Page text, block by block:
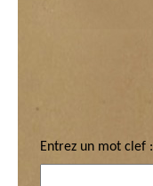
Entrez un mot clef :